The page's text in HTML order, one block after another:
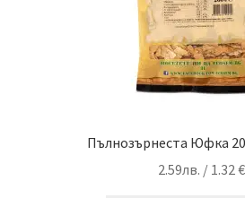
Пълнозърнеста Юфка
2.59лв. / 1.32 €